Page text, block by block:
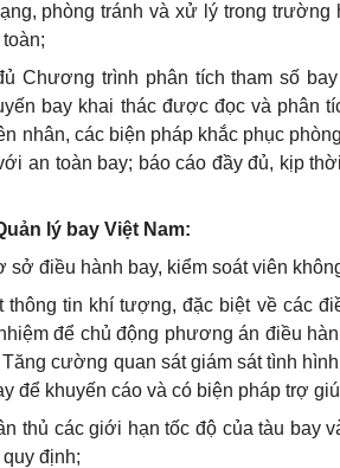
phòng tránh và xử lý trong trường
Chương trình phân tích tham số
bay khai thác được đọc và phân
nhân, các biện pháp khắc phục phò
an toàn bay; báo cáo đầy đủ, kịp
lý bay Việt Nam:
sở điều hành bay, kiểm soát viên
thông tin khí tượng, đặc biệt về các
để chủ động phương án điều
cường quan sát giám sát tình
để khuyến cáo và có biện pháp trợ
thủ các giới hạn tốc độ của tàu bay
định;